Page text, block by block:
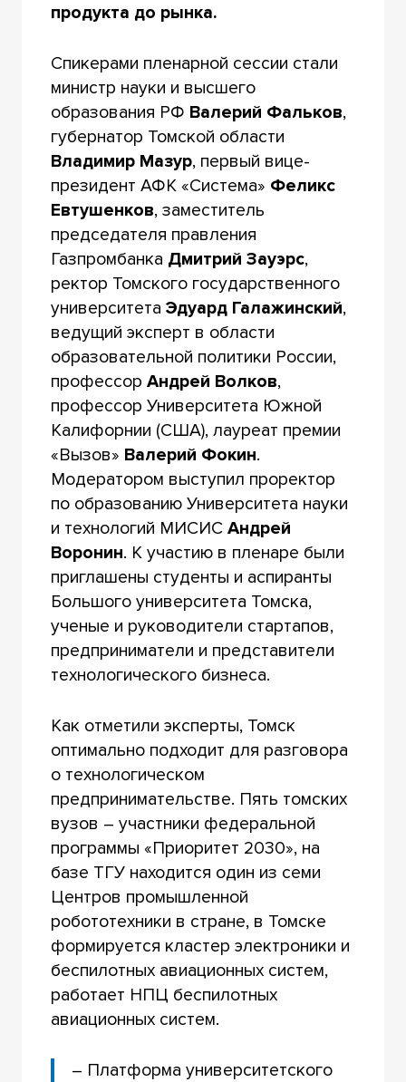
продукта до рынка.
Спикерами пленарной сессии стали
министр науки и высшего
образования РФ Валерий Фальков,
губернатор Томской области
Владимир Мазур, первый вице-
президент АФК «Система» Феликс
Евтушенков, заместитель
председателя правления
Газпромбанка Дмитрий Зауэрс,
ректор Томского государственного
университета Эдуард Галажинский,
ведущий эксперт в области
образовательной политики России,
профессор Андрей Волков,
профессор Университета Южной
Калифорнии (США), лауреат премии
«Вызов» Валерий Фокин.
Модератором выступил проректор
по образованию Университета науки
и технологий МИСИС Андрей
Воронин. К участию в пленаре были
приглашены студенты и аспиранты
Большого университета Томска,
ученые и руководители стартапов,
предприниматели и представители
технологического бизнеса.
Как отметили эксперты, Томск
оптимально подходит для разговора
о технологическом
предпринимательстве. Пять томских
вузов – участники федеральной
программы «Приоритет 2030», на
базе ТГУ находится один из семи
Центров промышленной
робототехники в стране, в Томске
формируется кластер электроники и
беспилотных авиационных систем,
работает НПЦ беспилотных
авиационных систем.
– Платформа университетского